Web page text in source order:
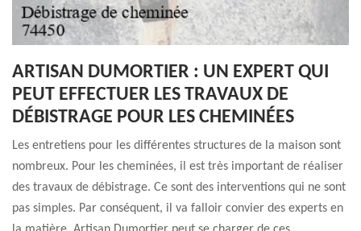
ARTISAN DUMORTIER : UN EXPERT QUI
PEUT EFFECTUER LES TRAVAUX DE
DÉBISTRAGE POUR LES CHEMINÉES
Les entretiens pour les différentes structures de la maison sont
nombreux. Pour les cheminées, il est très important de réaliser
des travaux de débistrage. Ce sont des interventions qui ne sont
pas simples. Par conséquent, il va falloir convier des experts en